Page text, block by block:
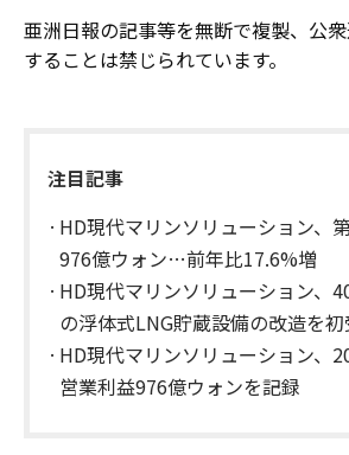
亜洲日報の記事等を無断で複製、公
することは禁じられています。
注目記事
HD現代マリンソリューション、
976億ウォン…前年比17.6%増
HD現代マリンソリューション、
の浮体式LNG貯蔵設備の改造を
HD現代マリンソリューション、
営業利益976億ウォンを記録